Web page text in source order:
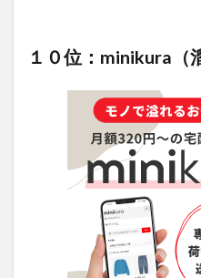
１０位：minikura（